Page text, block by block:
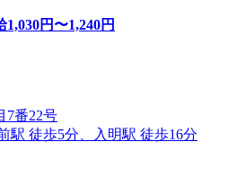
1,030円〜1,240円
7番22号
駅 徒歩5分、入明駅 徒歩16分